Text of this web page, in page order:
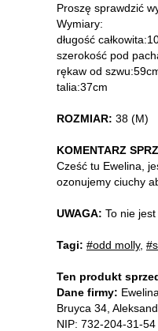
Proszę sprawdzić
Wymiary:
długość
szerokość pod
rękaw od
talia:37cm
ROZMIAR: 38 (M)
KOMENTARZ
Cześć tu Ewelina,
ozonujemy ciuchy
UWAGA: To nie
Tagi: #odd molly,
Ten produkt
Dane firmy:
Bruyca 34,
NIP: 732-204-31-54